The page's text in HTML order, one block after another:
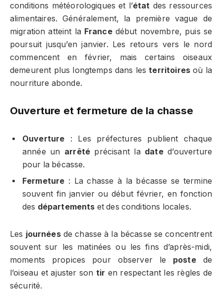
conditions météorologiques et l’état des ressources
alimentaires. Généralement, la première vague de
migration atteint la Francedébut novembre, puis se
poursuit jusqu’en janvier. Les retours vers le nord
commencent en février, mais certains oiseaux
demeurent plus longtemps dans lesterritoires où la
nourriture abonde.
Ouverture et fermeture de la chasse
Ouverture : Les préfectures publient chaque
année un arrêté précisant la dated’ouverture
pour la bécasse.
Fermeture : La chasse à la bécasse se termine
souvent fin janvier ou début février, en fonction
des départements et des conditions locales.
Les journéesde chasse à la bécasse se concentrent
souvent sur les matinées ou les fins d’après-midi,
moments propices pour observer le postede
l’oiseau et ajuster son tir en respectant les règles de
sécurité.